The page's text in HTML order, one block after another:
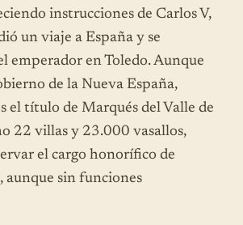
instrucciones de Carlos V,
un viaje a España y se
emperador en Toledo. Aunque
de la Nueva España,
el título de Marqués del Valle de
22 villas y 23.000 vasallos,
el cargo honorífico de
aunque sin funciones